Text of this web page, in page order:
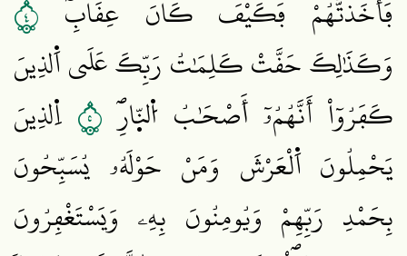
فَأَخَذتُّهُمْۖ فَكَيْفَ كَانَ عِقَابِۖ ٤
وَكَذَٰلِكَ حَقَّتْ كَلِمَٰتُ رَبِّكَ عَلَي اَ۬لذِينَ
كَفَرُوٓاْ أَنَّهُمُۥٓ أَصْحَٰبُ اُ۬لنّ۪ارِۖ ٥ اِ۬لذِينَ
يَحْمِلُونَ اَ۬لْعَرْشَ وَمَنْ حَوْلَهُۥ يُسَبِّحُونَ
بِحَمْدِ رَبِّهِمْ وَيُومِنُونَ بِهِۦ وَيَسْتَغْفِرُونَ